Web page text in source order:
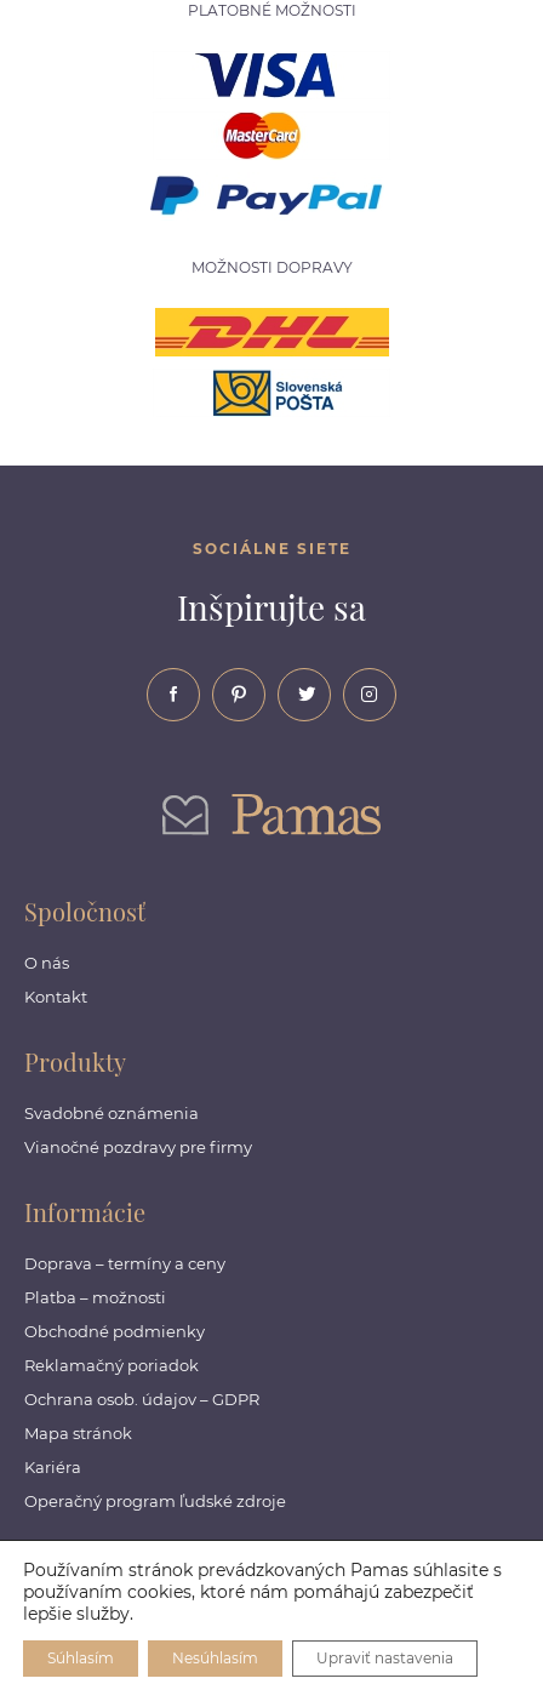
PLATOBNÉ MOŽNOSTI
MOŽNOSTI DOPRAVY
SOCIÁLNE SIETE
Inšpirujte sa
Spoločnosť
O nás
Kontakt
Produkty
Svadobné oznámenia
Vianočné pozdravy pre firmy
Informácie
Doprava – termíny a ceny
Platba – možnosti
Obchodné podmienky
Reklamačný poriadok
Ochrana osob. údajov – GDPR
Mapa stránok
Kariéra
Operačný program ľudské zdroje
© 2018 Pamas. All Rights Reserved.
Designed by daren&curtis
Používaním stránok prevádzkovaných Pamas súhlasite s
používaním cookies, ktoré nám pomáhajú zabezpečiť
lepšie služby.
Súhlasím Nesúhlasím Upraviť nastavenia